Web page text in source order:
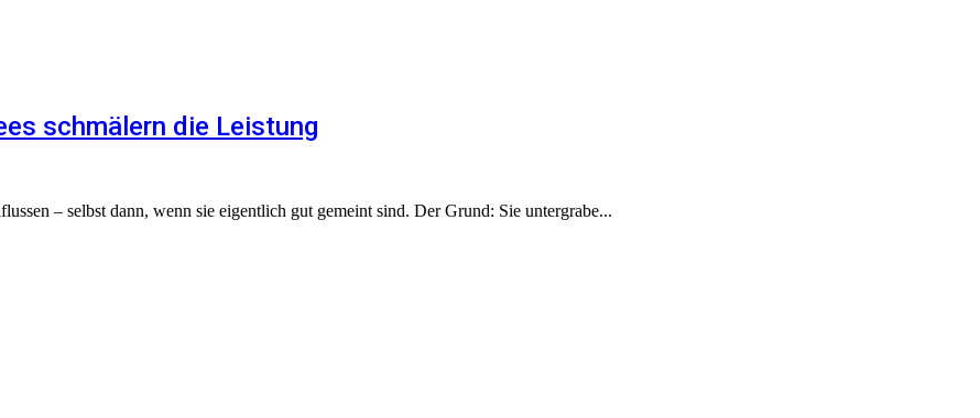
schmälern die Leistung
– selbst dann, wenn sie eigentlich gut gemeint sind. Der Grund: Sie untergrabe...